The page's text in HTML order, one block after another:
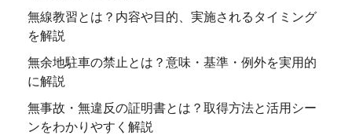
無線教習とは？内容や目的、実施されるタイミング
を解説
無余地駐車の禁止とは？意味・基準・例外を実用的
に解説
無事故・無違反の証明書とは？取得方法と活用シー
ンをわかりやすく解説